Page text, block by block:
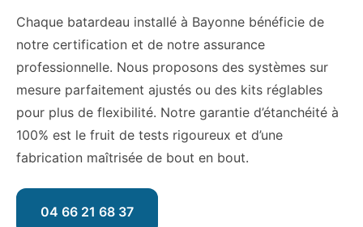
Chaque batardeau installé à Bayonne bénéficie de
notre certification et de notre assurance
professionnelle. Nous proposons des systèmes sur
mesure parfaitement ajustés ou des kits réglables
pour plus de flexibilité. Notre garantie d’étanchéité à
100% est le fruit de tests rigoureux et d’une
fabrication maîtrisée de bout en bout.
04 66 21 68 37